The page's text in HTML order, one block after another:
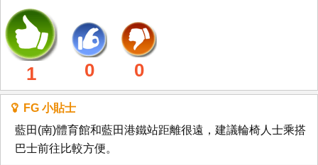
1 0 0
FG 小貼士
藍田(南)體育館和藍田港鐵站距離很遠，建議輪椅人士乘搭
巴士前往比較方便。